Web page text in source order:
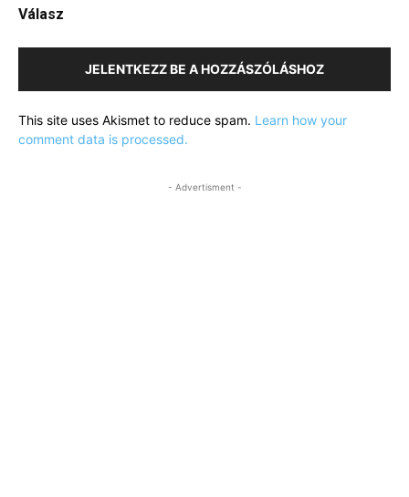
Válasz
JELENTKEZZ BE A HOZZÁSZÓLÁSHOZ
This site uses Akismet to reduce spam. Learn how your
comment data is processed.
- Advertisment -